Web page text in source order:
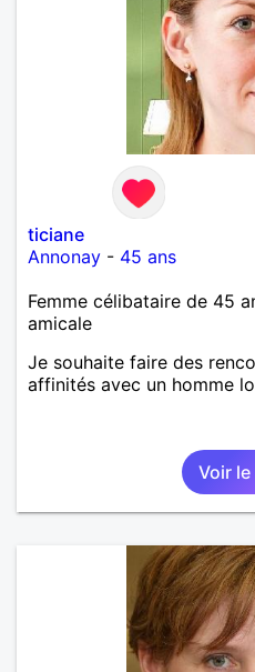
ticiane
Annonay - 45 ans
Femme célibataire de 45
amicale
Je souhaite faire des
affinités avec un homme
Voir